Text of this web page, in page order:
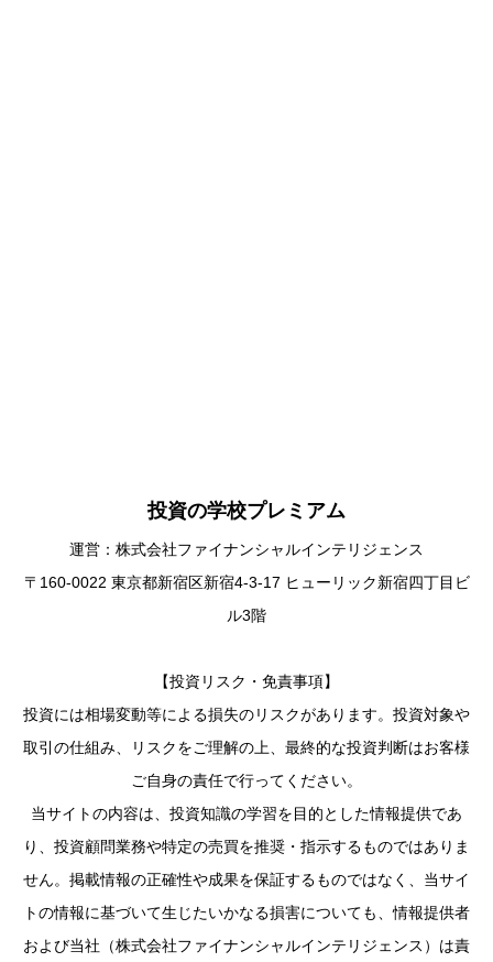
投資の学校プレミアム
運営：株式会社ファイナンシャルインテリジェンス
〒160-0022 東京都新宿区新宿4-3-17 ヒューリック新宿四丁目ビ
ル3階
【投資リスク・免責事項】
投資には相場変動等による損失のリスクがあります。投資対象や
取引の仕組み、リスクをご理解の上、最終的な投資判断はお客様
ご自身の責任で行ってください。
当サイトの内容は、投資知識の学習を目的とした情報提供であ
り、投資顧問業務や特定の売買を推奨・指示するものではありま
せん。掲載情報の正確性や成果を保証するものではなく、当サイ
トの情報に基づいて生じたいかなる損害についても、情報提供者
および当社（株式会社ファイナンシャルインテリジェンス）は責